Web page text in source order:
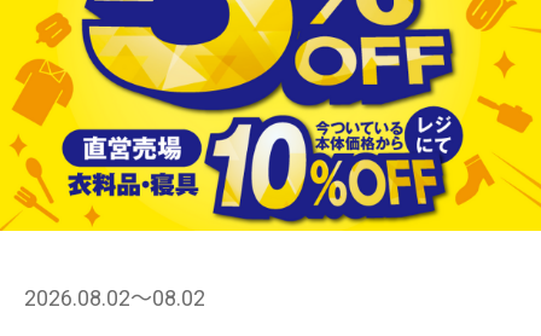
2026.08.02〜08.02